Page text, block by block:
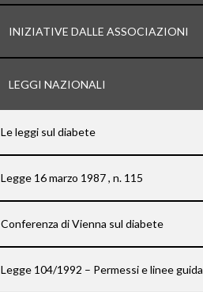
INIZIATIVE DALLE ASSOCIAZIONI
LEGGI NAZIONALI
Le leggi sul diabete
Legge 16 marzo 1987 , n. 115
Conferenza di Vienna sul diabete
Legge 104/1992 – Permessi e linee guida